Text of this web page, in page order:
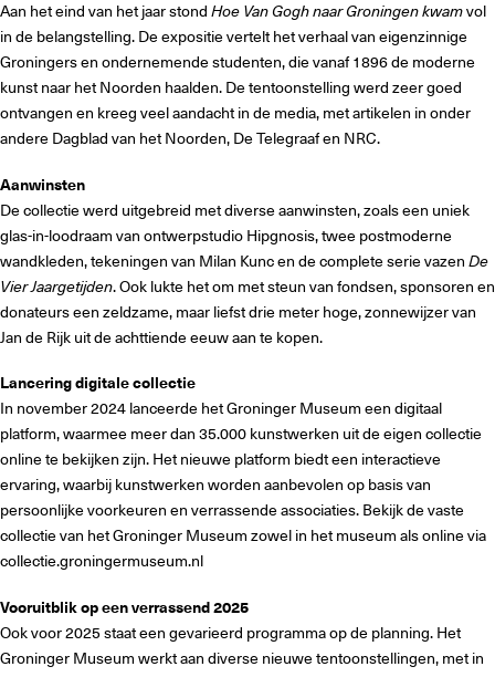
Aan het eind van het jaar stond Hoe Van Gogh naar Groningen kwamvol
in de belangstelling. De expositie vertelt het verhaal van eigenzinnige
Groningers en ondernemende studenten, die vanaf 1896 de moderne
kunst naar het Noorden haalden. De tentoonstelling werd zeer goed
ontvangen en kreeg veel aandacht in de media, met artikelen in onder
andere Dagblad van het Noorden, De Telegraaf en NRC.
Aanwinsten
De collectie werd uitgebreid met diverse aanwinsten, zoals een uniek
glas-in-loodraam van ontwerpstudio Hipgnosis, twee postmoderne
wandkleden, tekeningen van Milan Kunc en de complete serie vazen De
Vier Jaargetijden. Ook lukte het om met steun van fondsen, sponsoren en
donateurs een zeldzame, maar liefst drie meter hoge, zonnewijzer van
Jan de Rijk uit de achttiende eeuw aan te kopen.
Lancering digitale collectie
In november 2024 lanceerde het Groninger Museum een digitaal
platform, waarmee meer dan 35.000 kunstwerken uit de eigen collectie
online te bekijken zijn. Het nieuwe platform biedt een interactieve
ervaring, waarbij kunstwerken worden aanbevolen op basis van
persoonlijke voorkeuren en verrassende associaties. Bekijk de vaste
collectie van het Groninger Museum zowel in het museum als online via
collectie.groningermuseum.nl
Vooruitblik op een verrassend 2025
Ook voor 2025 staat een gevarieerd programma op de planning. Het
Groninger Museum werkt aan diverse nieuwe tentoonstellingen, met in